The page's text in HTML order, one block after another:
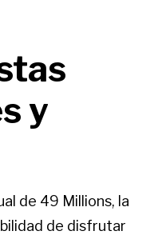
y
de 49 Millions, la
de disfrutar